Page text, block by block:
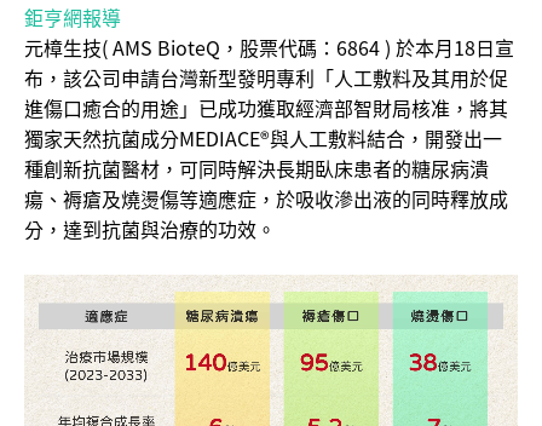
鉅亨網報導
元樟生技( AMS BioteQ，股票代碼：6864 ) 於本月18日宣
布，該公司申請台灣新型發明專利「人工敷料及其用於促
進傷口癒合的用途」已成功獲取經濟部智財局核准，將其
獨家天然抗菌成分MEDIACE®與人工敷料結合，開發出一
種創新抗菌醫材，可同時解決長期臥床患者的糖尿病潰
瘍、褥瘡及燒燙傷等適應症，於吸收滲出液的同時釋放成
分，達到抗菌與治療的功效。